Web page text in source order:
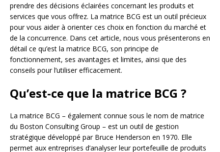
prendre des décisions éclairées concernant les produits et
services que vous offrez. La matrice BCG est un outil précieux
pour vous aider à orienter ces choix en fonction du marché et
de la concurrence. Dans cet article, nous vous présenterons en
détail ce qu’est la matrice BCG, son principe de
fonctionnement, ses avantages et limites, ainsi que des
conseils pour l’utiliser efficacement.
Qu’est-ce que la matrice BCG ?
La matrice BCG – également connue sous le nom de matrice
du Boston Consulting Group – est un outil de gestion
stratégique développé par Bruce Henderson en 1970. Elle
permet aux entreprises d’analyser leur portefeuille de produits